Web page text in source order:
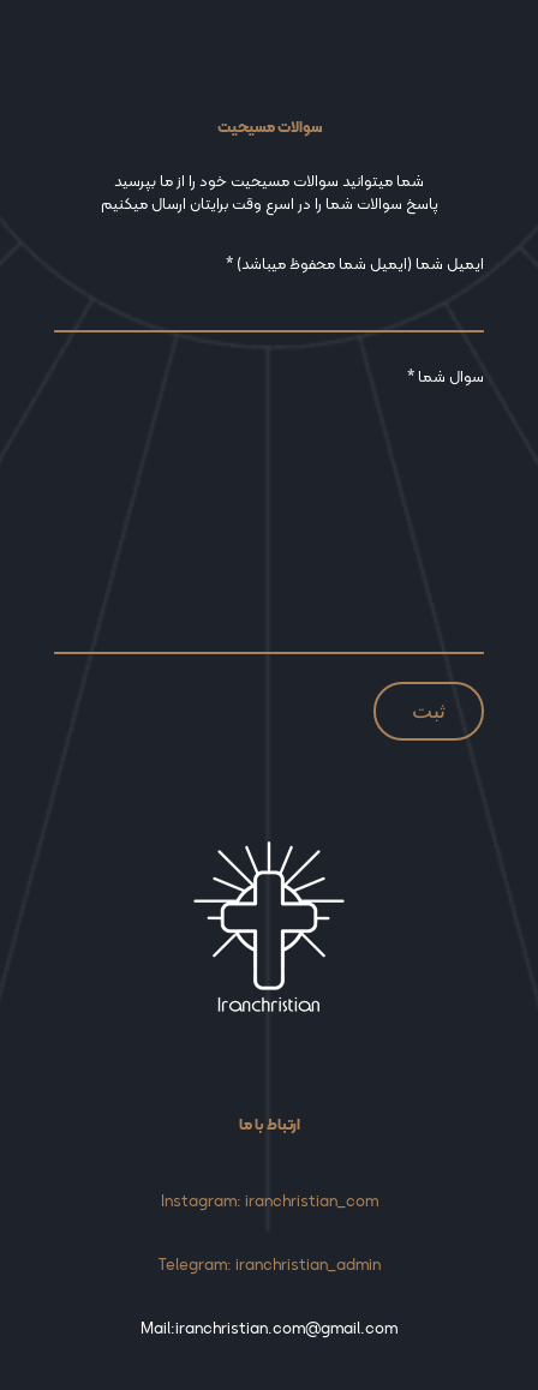
سوالات مسیحیت
شما میتوانید سوالات مسیحیت خود را از ما بپرسید
پاسخ سوالات شما را در اسرع وقت برایتان ارسال میکنیم
ایمیل شما (ایمیل شما محفوظ میباشد) *
سوال شما *
ارتباط با ما
Instagram: iranchristian_com
Telegram: iranchristian_admin
Mail:iranchristian.com@gmail.com